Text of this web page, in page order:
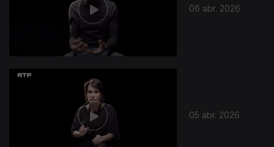
06 abr. 2026
05 abr. 2026